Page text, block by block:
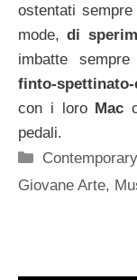
ostentati
mode,di
imbatte
finto-spettinato-
con i loro Mac
pedali.
Categorie
Giovane Arte,